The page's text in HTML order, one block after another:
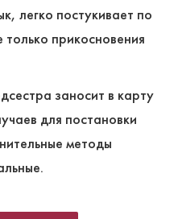
легко постукивает по
прикосновения
заносит в карту
для постановки
методы